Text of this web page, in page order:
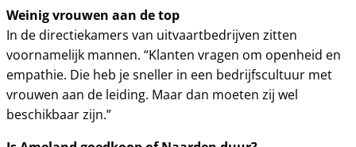
Weinig vrouwen aan de top
In de directiekamers van uitvaartbedrijven zitten
voornamelijk mannen. “Klanten vragen om openheid en
empathie. Die heb je sneller in een bedrijfscultuur met
vrouwen aan de leiding. Maar dan moeten zij wel
beschikbaar zijn.”